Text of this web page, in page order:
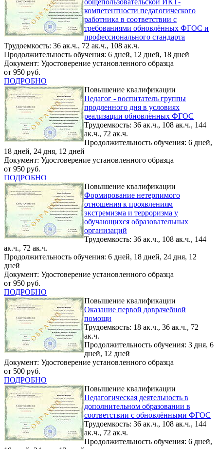
компетентности педагогического
работника в соответствии с
требованиями обновлённых ФГОС и
профессионального стандарта
Трудоемкость: 36 ак.ч., 72 ак.ч., 108 ак.ч.
Продолжительность обучения: 6 дней, 12 дней, 18 дней
Документ: Удостоверение установленного образца
от 950 руб.
ПОДРОБНО
Повышение квалификации
Педагог - воспитатель группы
продленного дня в условиях
реализации обновлённых ФГОС
Трудоемкость: 36 ак.ч., 108 ак.ч., 144
ак.ч., 72 ак.ч.
Продолжительность обучения: 6 дней,
18 дней, 24 дня, 12 дней
Документ: Удостоверение установленного образца
от 950 руб.
ПОДРОБНО
Повышение квалификации
Формирование нетерпимого
отношения к проявлениям
экстремизма и терроризма у
обучающихся образовательных
организаций
Трудоемкость: 36 ак.ч., 108 ак.ч., 144
ак.ч., 72 ак.ч.
Продолжительность обучения: 6 дней, 18 дней, 24 дня, 12
дней
Документ: Удостоверение установленного образца
от 950 руб.
ПОДРОБНО
Повышение квалификации
Оказание первой доврачебной
помощи
Трудоемкость: 18 ак.ч., 36 ак.ч., 72
ак.ч.
Продолжительность обучения: 3 дня, 6
дней, 12 дней
Документ: Удостоверение установленного образца
от 500 руб.
ПОДРОБНО
Повышение квалификации
Педагогическая деятельность в
дополнительном образовании в
соответствии с обновлёнными ФГОС
Трудоемкость: 36 ак.ч., 108 ак.ч., 144
ак.ч., 72 ак.ч.
Продолжительность обучения: 6 дней,